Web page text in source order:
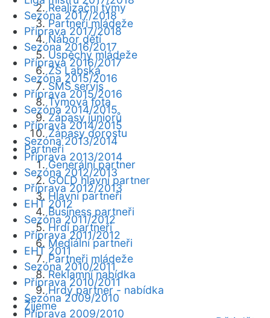
Realizační týmy
Partneři mládeže
Nábor dětí
Úspěchy mládeže
ZŠ Labská
SMS servis
Týmová fota
Zápasy juniorů
Zápasy dorostu
Partneři
Generální partner
GOLD hlavní partner
Hlavní partneři
Business partneři
Hrdí partneři
Mediální partneři
Partneři mládeže
Reklamní nabídka
Hrdý partner - nabídka
Žijeme
Sezóna 2017/2018
Příprava 2017/2018
Sezóna 2016/2017
Příprava 2016/2017
Sezóna 2015/2016
Příprava 2015/2016
Sezóna 2014/2015
Příprava 2014/2015
Sezóna 2013/2014
Příprava 2013/2014
Sezóna 2012/2013
Příprava 2012/2013
EHT 2012
Sezóna 2011/2012
Příprava 2011/2012
EHT 2011
Sezóna 2010/2011
Příprava 2010/2011
Sezóna 2009/2010
Příprava 2009/2010